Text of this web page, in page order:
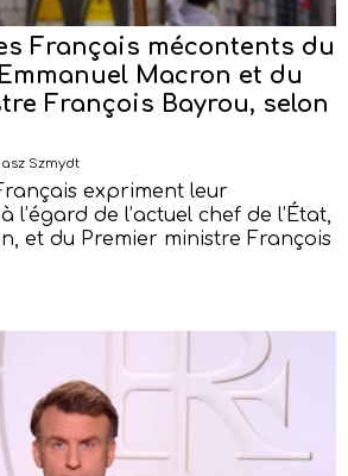
Français mécontents du
Macron et du
François Bayrou, selon
Szmydt
expriment leur
l’égard de l’actuel chef de l’État,
et du Premier ministre François